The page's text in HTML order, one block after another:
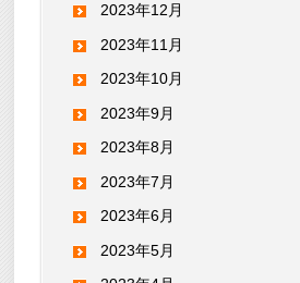
2023年12月
2023年11月
2023年10月
2023年9月
2023年8月
2023年7月
2023年6月
2023年5月